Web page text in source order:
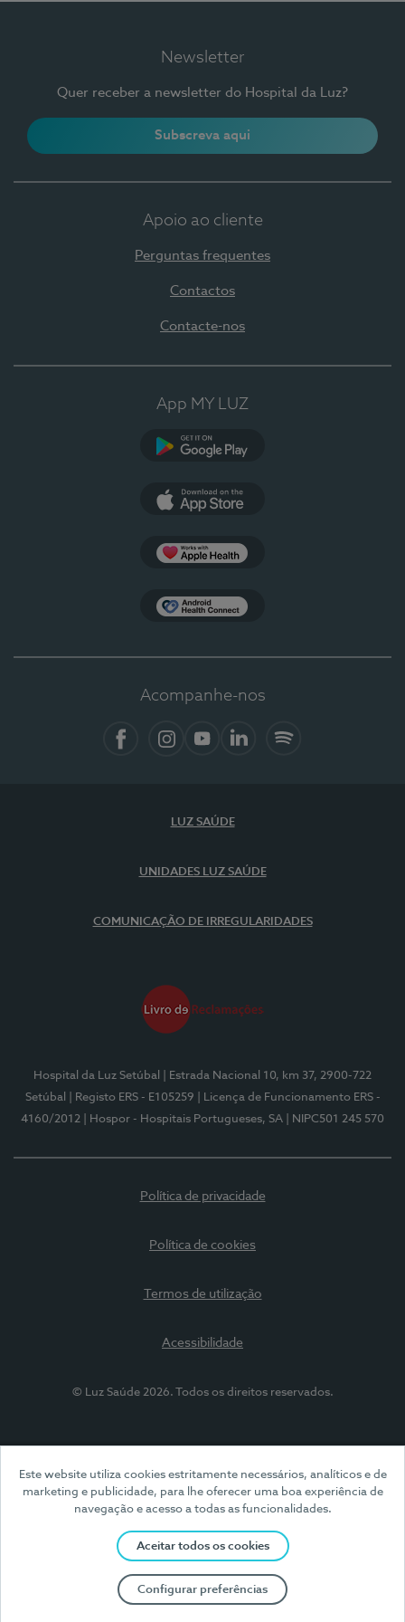
Este website utiliza cookies estritamente necessários, analíticos e de
marketing e publicidade, para lhe oferecer uma boa experiência de
navegação e acesso a todas as funcionalidades.
Aceitar todos os cookies
Configurar preferências
Newsletter
Quer receber a newsletter do Hospital da Luz?
Subscreva aqui
Apoio ao cliente
Perguntas frequentes
Contactos
Contacte-nos
App MY LUZ
Acompanhe-nos
LUZ SAÚDE
UNIDADES LUZ SAÚDE
COMUNICAÇÃO DE IRREGULARIDADES
Hospital da Luz Setúbal
| Estrada Nacional 10, km 37, 2900-722
Setúbal
| Registo ERS - E105259
| Licença de Funcionamento ERS -
4160/2012
| Hospor - Hospitais Portugueses, SA | NIPC501 245 570
Política de privacidade
Política de cookies
Termos de utilização
Acessibilidade
© Luz Saúde 2026. Todos os direitos reservados.